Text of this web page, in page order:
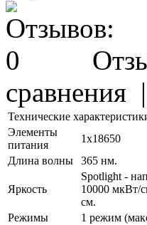
сравнения
Технические
Элементы
питания
1х18650
Длина волны
365 нм.
Яркость
Spotlight -
10000 мкВт/
см.
Режимы
1 режим